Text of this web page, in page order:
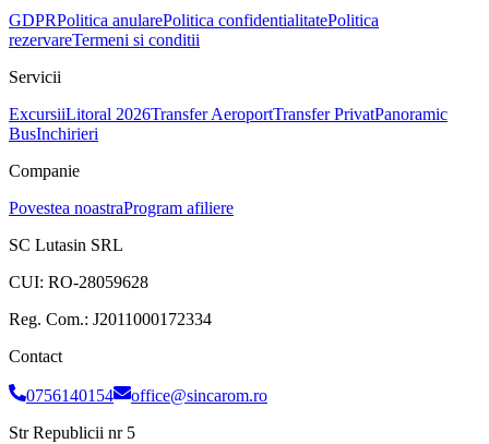
GDPRPolitica anularePolitica confidentialitatePolitica
rezervareTermeni si conditii
Servicii
ExcursiiLitoral 2026Transfer AeroportTransfer PrivatPanoramic
BusInchirieri
Companie
Povestea noastraProgram afiliere
SC Lutasin SRL
CUI: RO-28059628
Reg. Com.: J2011000172334
Contact
0756140154
office@sincarom.ro
Str Republicii nr 5